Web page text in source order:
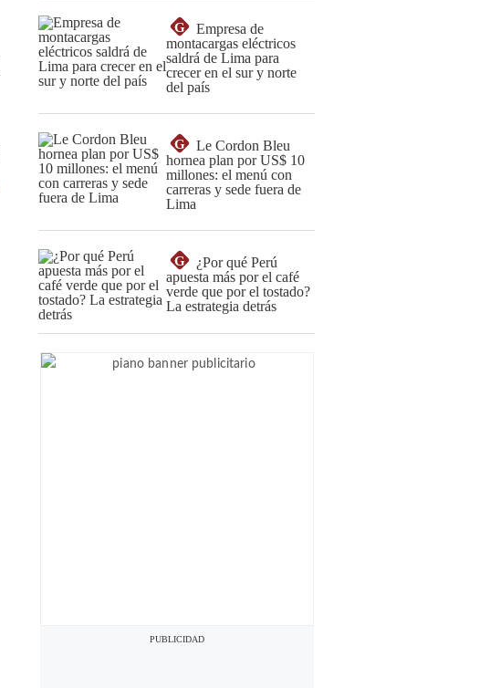
G
Empresa de
montacargas eléctricos
saldrá de Lima para
crecer en el sur y norte
del país
G
Le Cordon Bleu
hornea plan por US$ 10
millones: el menú con
carreras y sede fuera de
Lima
G
¿Por qué Perú
apuesta más por el café
verde que por el tostado?
La estrategia detrás